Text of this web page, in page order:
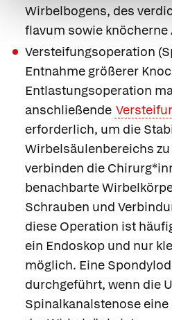
Wirbelbogens, des
flavum sowie knöcherne
Versteifungsoperation
Entnahme größerer
Entlastungsoperation
anschließende
erforderlich, um die
Wirbelsäulenbereichs
verbinden die
benachbarte
Schrauben und
diese Operation ist
ein Endoskop und nur
möglich. Eine
durchgeführt, wenn die
Spinalkanalstenose